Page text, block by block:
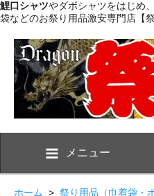
鯉口シャツやダボシャツをはじめ
袋などのお祭り用品激安専門店【祭
メニュー
ホーム > 祭り用品（巾着袋・